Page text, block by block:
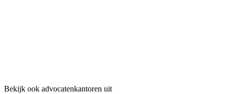
Bekijk ook advocatenkantoren uit